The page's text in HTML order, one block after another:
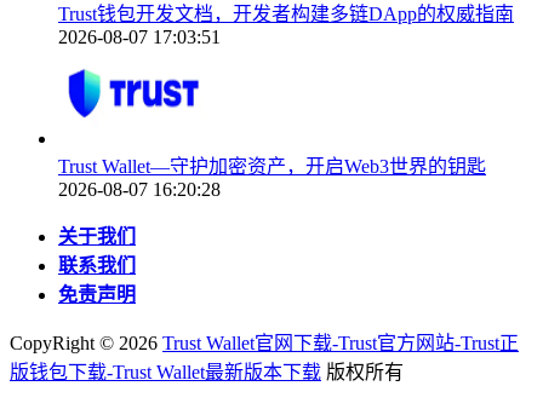
Trust钱包开发文档，开发者构建多链DApp的权威指南
2026-08-07 17:03:51
Trust Wallet—守护加密资产，开启Web3世界的钥匙
2026-08-07 16:20:28
关于我们
联系我们
免责声明
CopyRight © 2026 Trust Wallet官网下载-Trust官方网站-Trust正
版钱包下载-Trust Wallet最新版本下载 版权所有